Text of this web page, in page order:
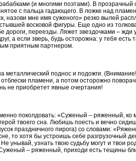
(и многими поэтами). В прозрачный
с пальца гадающего. В ложке над
назови мне имя суженого» резко вылей
восковой фигуры. Еще одно из
дороги, переезды. Ляжет звездочками – жди
а если зверь, будь осторожна: у тебя есть
приятным партнером.
поднос и подожги.
пламени, а потом осторожно
не приобретет явные очертания!
поколдовать: «Суженый – ряженный, ко
твоего сна. Любишь поесть и вечно
праздничного пирога) со словами:
то хотя бы устроишь себе разгрузочный
унывай, узнать твою судьбу могут и твои
– ряженный, приходи есть тещины